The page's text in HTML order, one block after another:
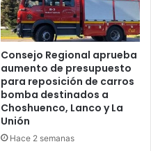
Consejo Regional aprueba
aumento de presupuesto
para reposición de carros
bomba destinados a
Choshuenco, Lanco y La
Unión
Hace 2 semanas